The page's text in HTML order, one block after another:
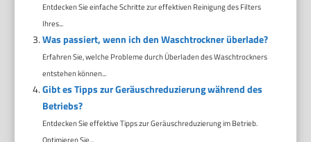
Entdecken Sie einfache Schritte zur effektiven Reinigung des Filters
Ihres...
Was passiert, wenn ich den Waschtrockner überlade?
Erfahren Sie, welche Probleme durch Überladen des Waschtrockners
entstehen können...
Gibt es Tipps zur Geräuschreduzierung während des
Betriebs?
Entdecken Sie effektive Tipps zur Geräuschreduzierung im Betrieb.
Optimieren Sie...